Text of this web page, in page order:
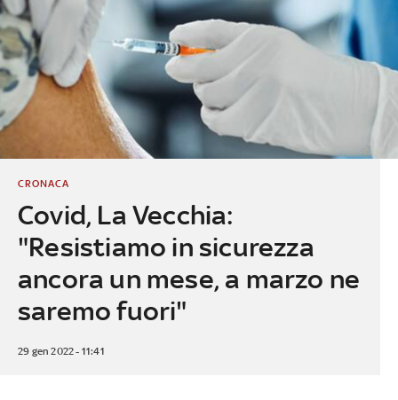
Covid, La Vecchia:
"Resistiamo in sicurezza
ancora un mese, a marzo ne
saremo fuori"
CRONACA
29 gen 2022 - 11:41